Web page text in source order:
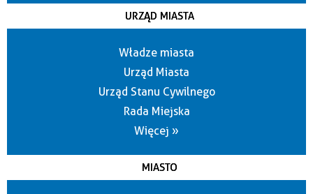
URZĄD MIASTA
Władze miasta
Urząd Miasta
Urząd Stanu Cywilnego
Rada Miejska
Więcej »
MIASTO